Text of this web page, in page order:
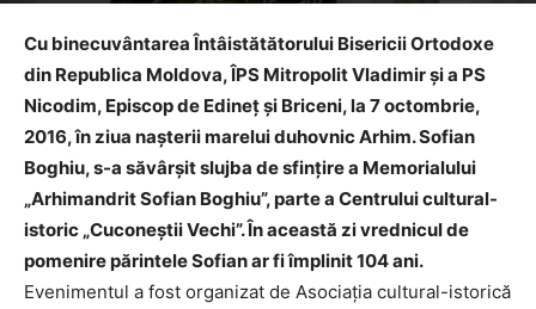
Cu binecuvântarea Întâistătătorului Bisericii Ortodoxe
din Republica Moldova, ÎPS Mitropolit Vladimir și a PS
Nicodim, Episcop de Edineț și Briceni, la 7 octombrie,
2016, în ziua nașterii marelui duhovnic Arhim. Sofian
Boghiu, s-a săvârșit slujba de sfințire a Memorialului
„Arhimandrit Sofian Boghiu”, parte a Centrului cultural-
istoric „Cuconeștii Vechi”. În această zi vrednicul de
pomenire părintele Sofian ar fi împlinit 104 ani.
Evenimentul a fost organizat de Asociația cultural-istorică